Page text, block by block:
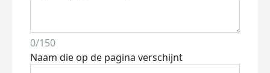
0/150
Naam die op de pagina verschijnt